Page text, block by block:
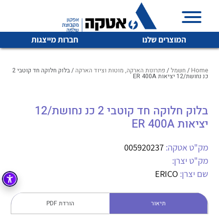
המוצרים שלנו חברות מייצגות
איכות | שרות | זמינות
אטקה בע”מ היא החברה הגדולה והמובילה בישראל בשיווק
מיתוג, בקרה , ואינסטלציה חשמלית ופעילה ב7 תחומים:
חשמל
קופסאות וארונות לחשמל, בקרה ואלקטרוניקה
לכל מוצרי היצרן לכל מוצרי היצרן
לכל מוצרי היצרן לכל מוצרי היצרן
Home
/ חשמל / פתרונות הארקה, מוטות וציוד הארקה / בלוק חלוקה חד קוטבי 2
כנ נחושת/12 יציאות ER 400A
בלוק חלוקה חד קוטבי 2 כנ נחושת/12
יציאות ER 400A
מק"ט אטקה: 005920237
מק"ט יצרן:
שם יצרן: ERICO
תיאור הורדת PDF